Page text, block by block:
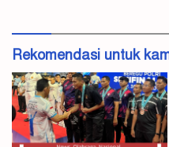
Rekomendasi untuk